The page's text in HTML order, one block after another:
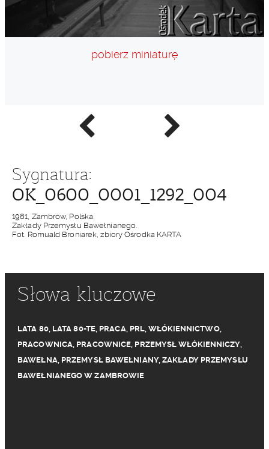
Poprzednie
zdjęcie
Następne
zdjęcie
pobierz miniaturę
Sygnatura:
OK_0600_0001_1292_004
1981, Zambrów, Polska.
Zakłady Przemysłu Bawełnianego.
Fot. Romuald Broniarek, zbiory Ośrodka KARTA
Słowa kluczowe
LATA 80, LATA 80-TE, PRACA, PRL,WŁÓKIENNICTWO,
PRACOWNICA, PRACOWNICE, PRZEMYSŁ WŁÓKIENNICZY,
BAWEŁNA, PRZEMYSŁ BAWEŁNIANY,ZAKŁADY PRZEMYSŁU
BAWEŁNIANEGO W ZAMBROWIE